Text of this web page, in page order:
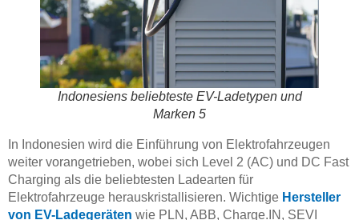
Indonesiens beliebteste EV-Ladetypen und
Marken 5
In Indonesien wird die Einführung von Elektrofahrzeugen
weiter vorangetrieben, wobei sich Level 2 (AC) und DC Fast
Charging als die beliebtesten Ladearten für
Elektrofahrzeuge herauskristallisieren. Wichtige Hersteller
von EV-Ladegeräten wie PLN, ABB, Charge.IN, SEVI